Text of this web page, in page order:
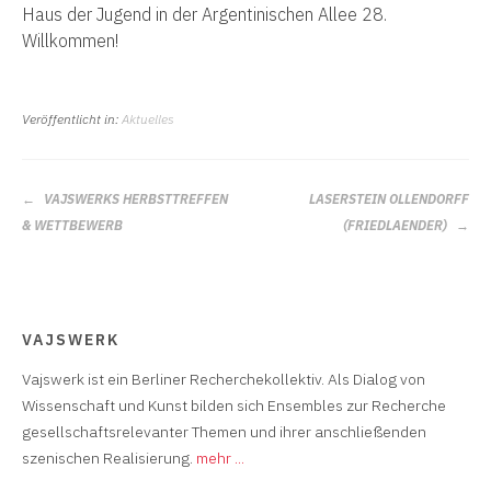
Haus der Jugend in der Argentinischen Allee 28.
Willkommen!
Veröffentlicht in: Aktuelles
BEITRAGS-
NAVIGATION
VAJSWERKS HERBSTTREFFEN
& WETTBEWERB
LASERSTEIN OLLENDORFF
(FRIEDLAENDER)
VAJSWERK
Vajswerk ist ein Berliner Recherchekollektiv. Als Dialog von
Wissenschaft und Kunst bilden sich Ensembles zur Recherche
gesellschaftsrelevanter Themen und ihrer anschließenden
szenischen Realisierung. mehr ...